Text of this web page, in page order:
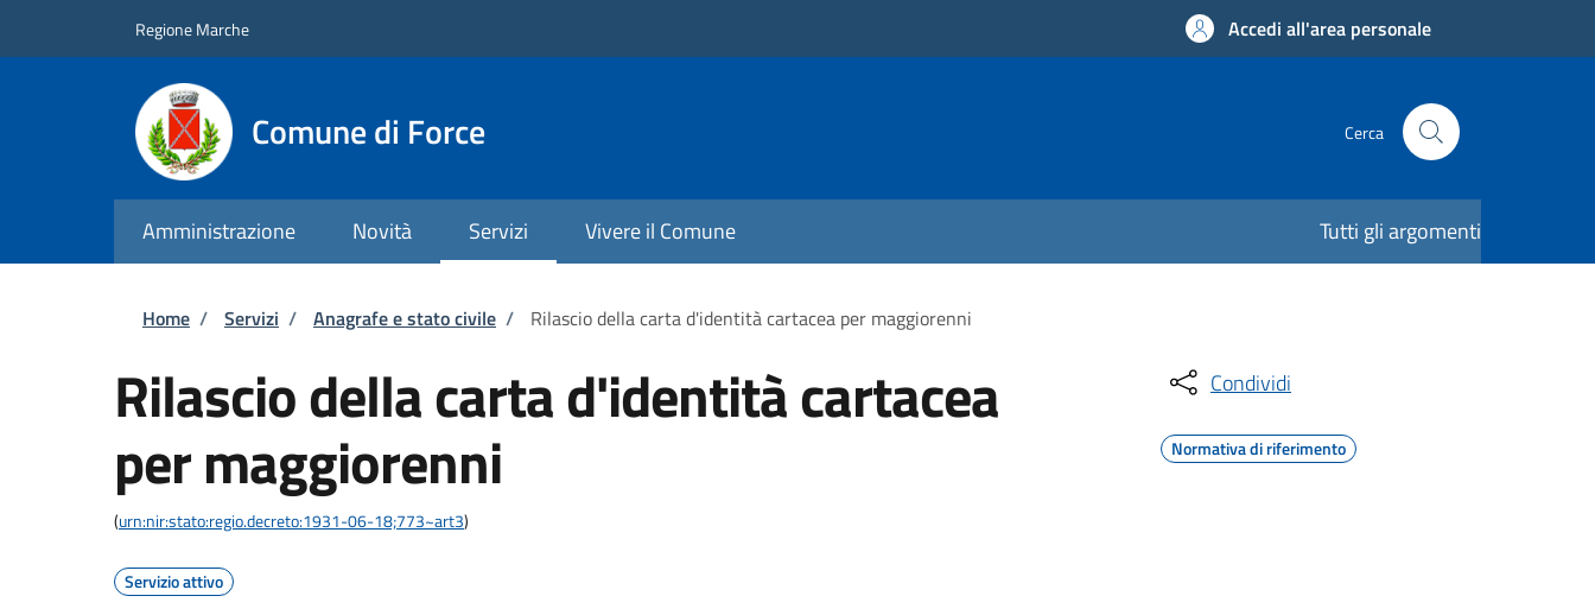
Regione Marche Accedi all'area personale
Comune di Force Cerca
Amministrazione Novità Servizi Vivere il Comune Tutti gli argomenti
Briciole di pane
Home / Servizi / Anagrafe e stato civile / Rilascio della carta d'identità cartacea per maggiorenni
Rilascio della carta d'identità cartacea
per maggiorenni
(urn:nir:stato:regio.decreto:1931-06-18;773~art3)
Servizio attivo
Condividi
Normativa di riferimento